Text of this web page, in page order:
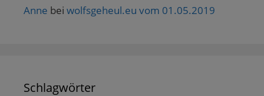
Anne bei wolfsgeheul.eu vom 01.05.2019
Schlagwörter